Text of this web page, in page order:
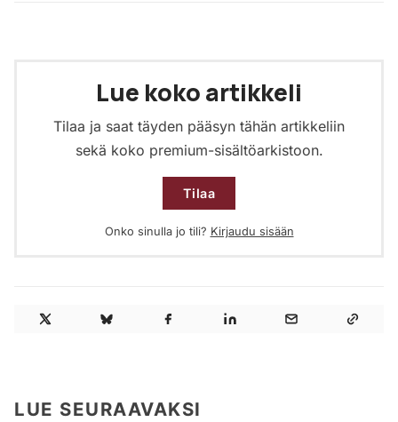
Lue koko artikkeli
Tilaa ja saat täyden pääsyn tähän artikkeliin
sekä koko premium-sisältöarkistoon.
Tilaa
Onko sinulla jo tili? Kirjaudu sisään
LUE SEURAAVAKSI